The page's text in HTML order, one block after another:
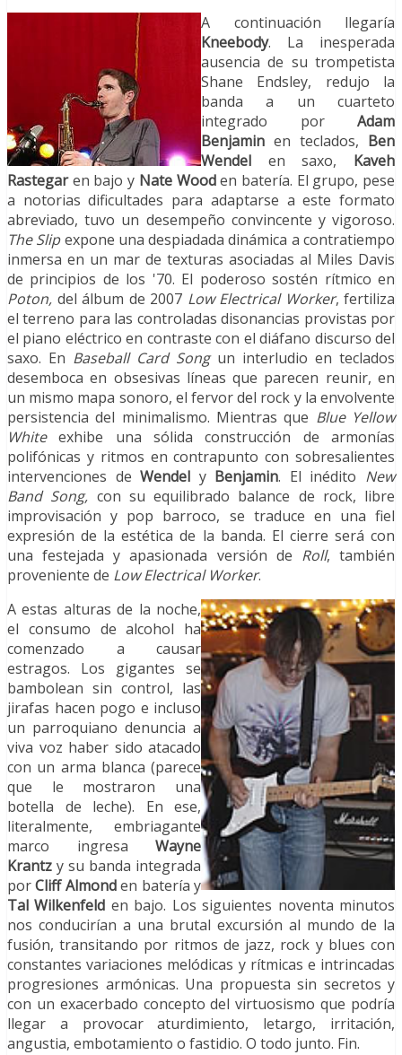
A continuación llegaría
Kneebody. La inesperada
ausencia de su trompetista
Shane Endsley, redujo la
banda a un cuarteto
integrado por Adam
Benjamin en teclados, Ben
Wendel en saxo, Kaveh
Rastegaren bajo y Nate Wooden batería. El grupo, pese
a notorias dificultades para adaptarse a este formato
abreviado, tuvo un desempeño convincente y vigoroso.
The Slipexpone una despiadada dinámica a contratiempo
inmersa en un mar de texturas asociadas al Miles Davis
de principios de los '70. El poderoso sostén rítmico en
Poton, del álbum de 2007 Low Electrical Worker, fertiliza
el terreno para las controladas disonancias provistas por
el piano eléctrico en contraste con el diáfano discurso del
saxo. En Baseball Card Songun interludio en teclados
desemboca en obsesivas líneas que parecen reunir, en
un mismo mapa sonoro, el fervor del rock y la envolvente
persistencia del minimalismo. Mientras que Blue Yellow
Whiteexhibe una sólida construcción de armonías
polifónicas y ritmos en contrapunto con sobresalientes
intervenciones deWendel y Benjamin. El inédito New
Band Song, con su equilibrado balance de rock, libre
improvisación y pop barroco, se traduce en una fiel
expresión de la estética de la banda. El cierre será con
una festejada y apasionada versión de Roll, también
proveniente de Low Electrical Worker.
A estas alturas de la noche,
el consumo de alcohol ha
comenzado a causar
estragos. Los gigantes se
bambolean sin control, las
jirafas hacen pogo e incluso
un parroquiano denuncia a
viva voz haber sido atacado
con un arma blanca (parece
que le mostraron una
botella de leche). En ese,
literalmente, embriagante
marco ingresa Wayne
Krantz y su banda integrada
porCliff Almonden batería y
Tal Wilkenfeld en bajo. Los siguientes noventa minutos
nos conducirían a una brutal excursión al mundo de la
fusión, transitando por ritmos de jazz, rock y blues con
constantes variaciones melódicas y rítmicas e intrincadas
progresiones armónicas. Una propuesta sin secretos y
con un exacerbado concepto del virtuosismo que podría
llegar a provocar aturdimiento, letargo, irritación,
angustia, embotamiento o fastidio. O todo junto. Fin.